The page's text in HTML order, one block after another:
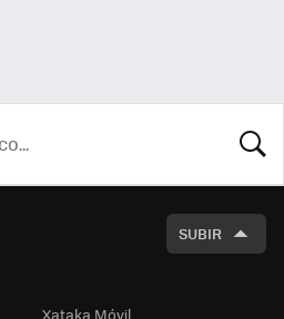
SUBIR
Xataka Móvil